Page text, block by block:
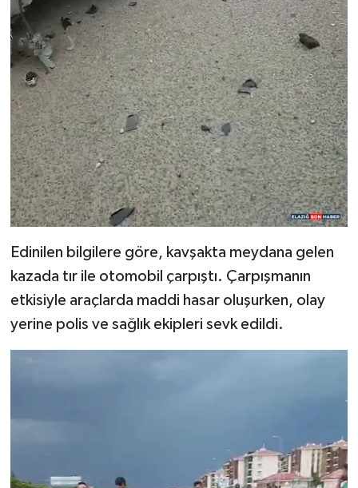
Edinilen bilgilere göre, kavşakta meydana gelen
kazada tır ile otomobil çarpıştı. Çarpışmanın
etkisiyle araçlarda maddi hasar oluşurken, olay
yerine polis ve sağlık ekipleri sevk edildi.